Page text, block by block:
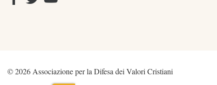
© 2026 Associazione per la Difesa dei Valori Cristiani